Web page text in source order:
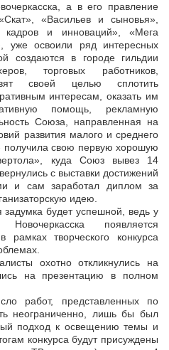
а в его правление
«Васильев и сыновья»,
кадров и инноваций», «Мега
уже освоили ряд интересных
создаются в городе гильдии
торговых работников,
своей целью сплотить
интересам, оказать им
помощь, рекламную
Союза, направленная на
развития малого и среднего
получила свою первую хорошую
куда Союз вывез 14
с выставки достижений
и сам заработал диплом за
идею.
задумка будет успешной, ведь у
появляется
рамках творческого конкурса
охотно откликнулись на
на презентацию в полном
работ, представленных по
неограниченно, лишь бы был
подход к освещению темы и
конкурса будут присуждены